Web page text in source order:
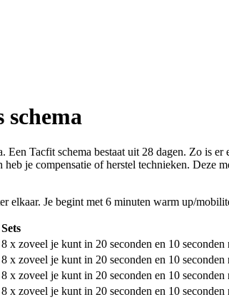
Een Tacfit schema bestaat uit 28 dagen. Zo is
je compensatie of herstel technieken. Deze
elkaar. Je begint met 6 minuten warm up/
Sets
8 x zoveel je kunt in 20 seconden en 10 seconden
8 x zoveel je kunt in 20 seconden en 10 seconden
8 x zoveel je kunt in 20 seconden en 10 seconden
8 x zoveel je kunt in 20 seconden en 10 seconden